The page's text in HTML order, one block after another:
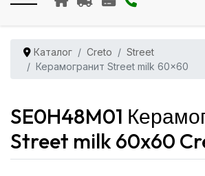
Каталог Creto
Street
Керамогранит Street milk 60x60
SE0H48M01
Street milk 60x60